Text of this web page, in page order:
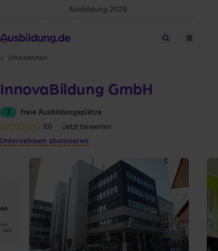
Ausbildung 2026
Stellen finden
Unternehmen
InnovaBildung GmbH
2
freie Ausbildungsplätze
(0)
Jetzt bewerten
Unternehmen abonnieren
Mehr